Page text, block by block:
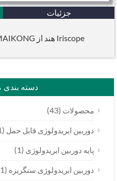
جزئیات
Iriscope هند از MAIKONG: همه آنچه که باید بدانید
دسته بندی
محصولات(43)
دوربین ایریدولوژی قابل حمل(1)
پایه دوربین ایریدولوژی (1)
دوربین ایریدولوژی سنگریزه (1)